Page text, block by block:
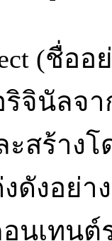
(ชื่อ
จินัลจา
สร้าง
ดังอย่า
นเทนต์